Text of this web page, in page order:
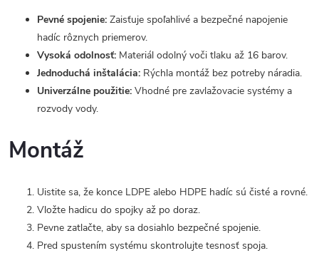
Pevné spojenie: Zaisťuje spoľahlivé a bezpečné napojenie
hadíc rôznych priemerov.
Vysoká odolnosť: Materiál odolný voči tlaku až 16 barov.
Jednoduchá inštalácia: Rýchla montáž bez potreby náradia.
Univerzálne použitie: Vhodné pre zavlažovacie systémy a
rozvody vody.
Montáž
Uistite sa, že konce LDPE alebo HDPE hadíc sú čisté a rovné.
Vložte hadicu do spojky až po doraz.
Pevne zatlačte, aby sa dosiahlo bezpečné spojenie.
Pred spustením systému skontrolujte tesnosť spoja.